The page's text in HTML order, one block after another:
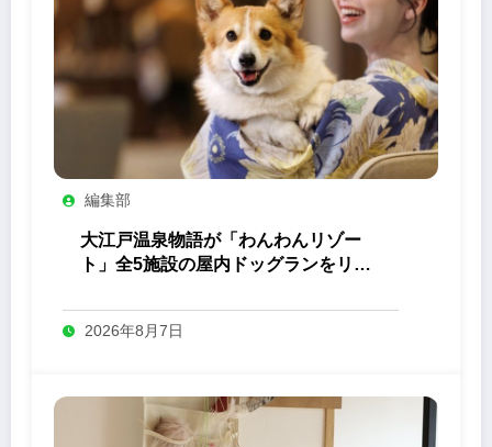
編集部
大江戸温泉物語が「わんわんリゾー
ト」全5施設の屋内ドッグランをリニ
2026年8月7日